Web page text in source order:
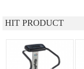
HIT PRODUCT